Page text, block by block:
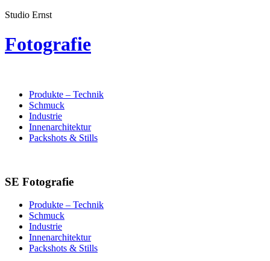
Studio Ernst
Fotografie
Produkte – Technik
Schmuck
Industrie
Innenarchitektur
Packshots & Stills
SE Fotografie
Produkte – Technik
Schmuck
Industrie
Innenarchitektur
Packshots & Stills